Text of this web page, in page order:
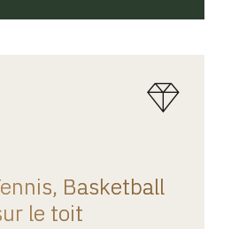
Basketball
le toit